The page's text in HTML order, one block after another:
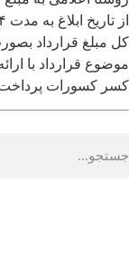
کل مبلغ قرارداد
موضوع قرارداد با
کسر کسورات